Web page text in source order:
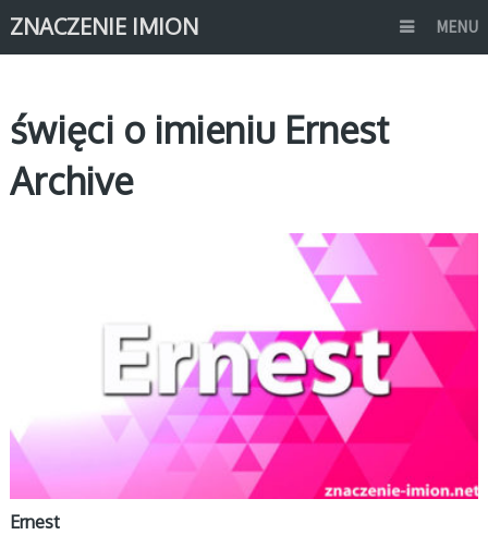
ZNACZENIE IMION MENU
święci o imieniu Ernest
Archive
Ernest